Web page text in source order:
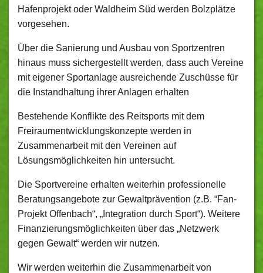
Hafenprojekt oder Waldheim Süd werden Bolzplätze
vorgesehen.
Über die Sanierung und Ausbau von Sportzentren
hinaus muss sichergestellt werden, dass auch Vereine
mit eigener Sportanlage ausreichende Zuschüsse für
die Instandhaltung ihrer Anlagen erhalten
Bestehende Konflikte des Reitsports mit dem
Freiraumentwicklungskonzepte werden in
Zusammenarbeit mit den Vereinen auf
Lösungsmöglichkeiten hin untersucht.
Die Sportvereine erhalten weiterhin professionelle
Beratungsangebote zur Gewaltprävention (z.B. “Fan-
Projekt Offenbach“, „Integration durch Sport“). Weitere
Finanzierungsmöglichkeiten über das „Netzwerk
gegen Gewalt“ werden wir nutzen.
Wir werden weiterhin die Zusammenarbeit von